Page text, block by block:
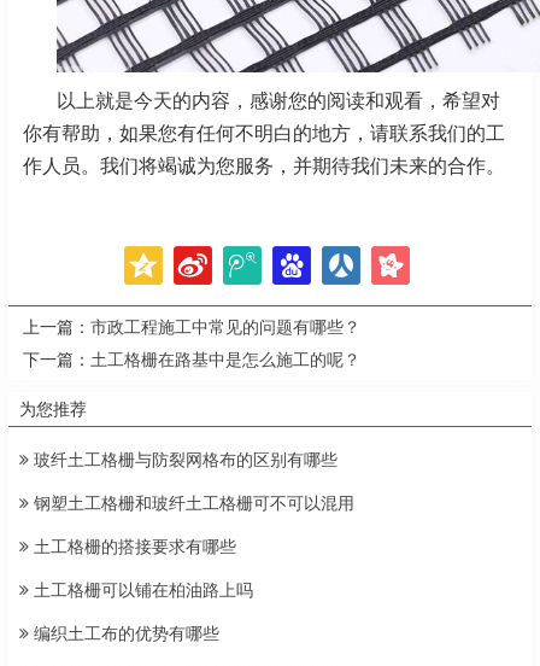
以上就是今天的内容，感谢您的阅读和观看，希望对
你有帮助，如果您有任何不明白的地方，请联系我们的工
作人员。我们将竭诚为您服务，并期待我们未来的合作。
上一篇： 市政工程施工中常见的问题有哪些？
下一篇： 土工格栅在路基中是怎么施工的呢？
为您推荐
玻纤土工格栅与防裂网格布的区别有哪些
钢塑土工格栅和玻纤土工格栅可不可以混用
土工格栅的搭接要求有哪些
土工格栅可以铺在柏油路上吗
编织土工布的优势有哪些